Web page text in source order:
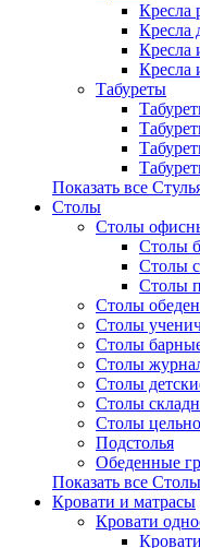
Кресла
Кресла
Кресла
Кресла
Табуреты
Показать все
Столы
Столы
Столы
Столы
Столы
Столы
Столы
Столы
Столы
Столы
Столы
Столы
Подстолья
Обеденные
Показать все Столы
Кровати и матрасы
Кровати